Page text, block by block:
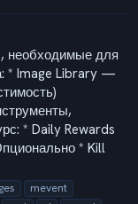
необходимые для
* Image Library —
* Daily Rewards
* Kill
mevent